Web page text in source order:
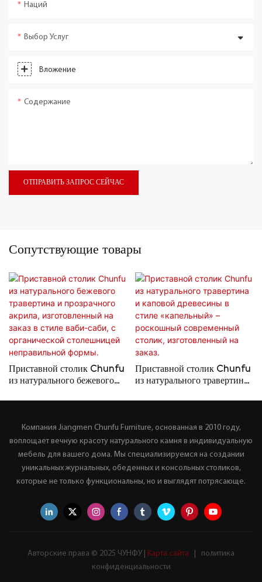
Наций
Выбор Услуг
Вложение
Содержание
ОТПРАВИТЬ ЗАПРОС СЕЙЧАС
Сопутствующие товары
Приставной столик Chunfu
из натурального бежевого
органической столешницей
неправильной формы.
Приставной столик Chunfu
из натурального травертина
изготовленный на заказ.
Компания Jiangmen Chunfu Furniture, основанная в 2010 году,
воплощает вечную красоту натурального камня в индивидуальную
мебель для вашего дома. Мы специализируемся на создании
уникальных журнальных, обеденных и консольных столиков,
которые не только функциональны, но и выглядят потрясающе.
Авторские права © 2025 ЧУНФУ | Карта сайта
политика
конфиденциальности